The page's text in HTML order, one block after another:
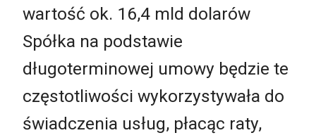
wartość ok. 16,4 mld dolarów
Spółka na podstawie
długoterminowej umowy będzie te
częstotliwości wykorzystywała do
świadczenia usług, płacąc raty,